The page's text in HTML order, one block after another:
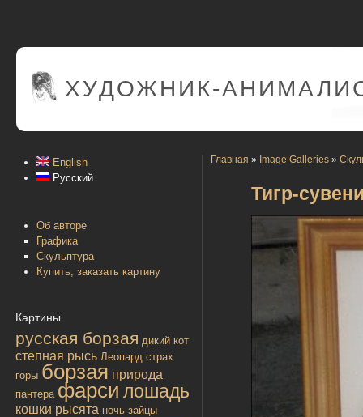
ХУДОЖНИК-
English
Русский
Об авторе
Графика
Скульптура
Купить, заказать картину
Картины
русская борзая дикий кот
степная рысь Леопард страх
горы борзая природа
пантера фарси лошадь
кошки рысята ночь зайцы
Главная » Image Galleries »
Тигр-